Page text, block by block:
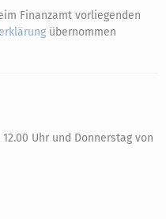
Finanzamt vorliegenden
übernommen
Uhr und Donnerstag von